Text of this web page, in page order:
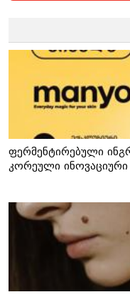
ფერმენტირებული
კორეული